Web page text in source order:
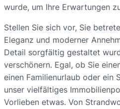
wurde, um Ihre Erwartungen
Stellen Sie sich vor, Sie
Eleganz und moderner
Detail sorgfältig gestaltet
verschönern. Egal, ob Sie
einen Familienurlaub oder ein
unser vielfältiges
Vorlieben etwas. Von